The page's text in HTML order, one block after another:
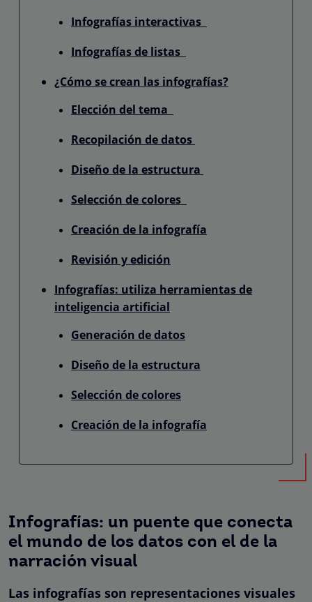
Infografías interactivas
Infografías de listas
¿Cómo se crean las infografías?
Elección del tema
Recopilación de datos
Diseño de la estructura
Selección de colores
Creación de la infografía
Revisión y edición
Infografías: utiliza herramientas de
inteligencia artificial
Generación de datos
Diseño de la estructura
Selección de colores
Creación de la infografía
Infografías: un puente que conecta
el mundo de los datos con el de la
narración visual
Las infografías son representaciones visuales